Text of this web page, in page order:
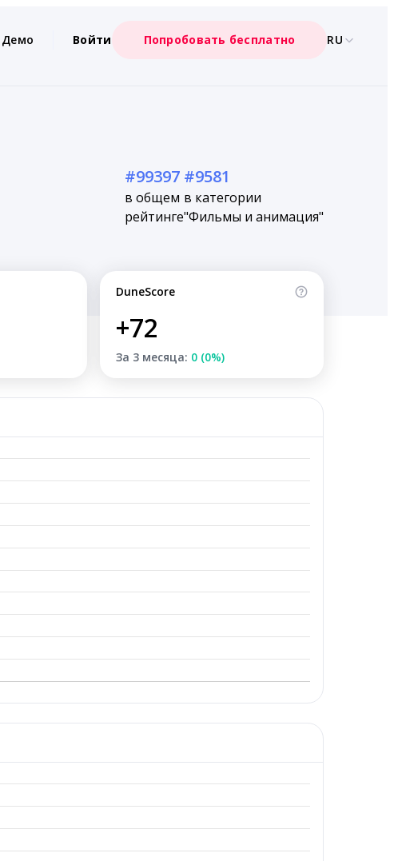
Демо Войти Попробовать бесплатно RU
#99397
в общем
рейтинге
#9581
в категории
"Фильмы и анимация"
DuneScore
+72
За 3 месяца: 0 (0%)